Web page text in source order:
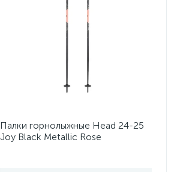
Палки горнолыжные Head 24-25
Joy Black Metallic Rose